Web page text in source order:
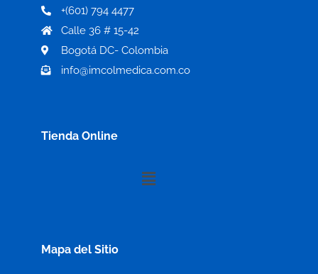
+(601) 794 4477
Calle 36 # 15-42
Bogotá DC- Colombia
info@imcolmedica.com.co
Tienda Online
Menú
Mapa del Sitio